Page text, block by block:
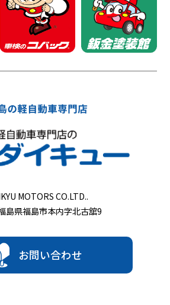
MOTORS CO.LTD..
島県福島市本内字北古舘9
お問い合わせ